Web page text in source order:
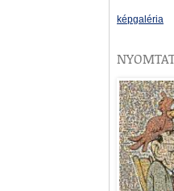
képgaléria